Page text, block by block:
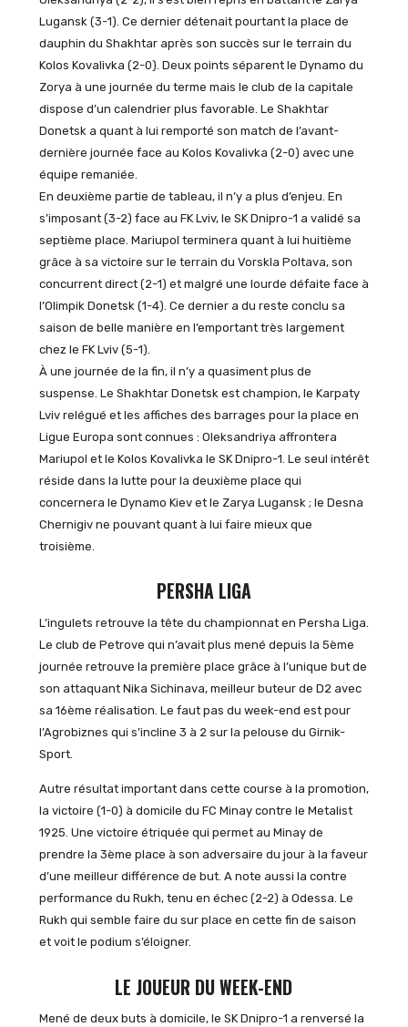
Lugansk (3-1). Ce dernier détenait pourtant la place de
dauphin du Shakhtar après son succès sur le terrain du
Kolos Kovalivka (2-0). Deux points séparent le Dynamo du
Zorya à une journée du terme mais le club de la capitale
dispose d’un calendrier plus favorable. Le Shakhtar
Donetsk a quant à lui remporté son match de l’avant-
dernière journée face au Kolos Kovalivka (2-0) avec une
équipe remaniée.
En deuxième partie de tableau, il n’y a plus d’enjeu. En
s’imposant (3-2) face au FK Lviv, le SK Dnipro-1 a validé sa
septième place. Mariupol terminera quant à lui huitième
grâce à sa victoire sur le terrain du Vorskla Poltava, son
concurrent direct (2-1) et malgré une lourde défaite face à
l’Olimpik Donetsk (1-4). Ce dernier a du reste conclu sa
saison de belle manière en l’emportant très largement
chez le FK Lviv (5-1).
À une journée de la fin, il n’y a quasiment plus de
suspense. Le Shakhtar Donetsk est champion, le Karpaty
Lviv relégué et les affiches des barrages pour la place en
Ligue Europa sont connues : Oleksandriya affrontera
Mariupol et le Kolos Kovalivka le SK Dnipro-1. Le seul intérêt
réside dans la lutte pour la deuxième place qui
concernera le Dynamo Kiev et le Zarya Lugansk ; le Desna
Chernigiv ne pouvant quant à lui faire mieux que
troisième.
PERSHA LIGA
L’ingulets retrouve la tête du championnat en Persha Liga.
Le club de Petrove qui n’avait plus mené depuis la 5ème
journée retrouve la première place grâce à l’unique but de
son attaquant Nika Sichinava, meilleur buteur de D2 avec
sa 16ème réalisation. Le faut pas du week-end est pour
l’Agrobiznes qui s’incline 3 à 2 sur la pelouse du Girnik-
Sport.
Autre résultat important dans cette course à la promotion,
la victoire (1-0) à domicile du FC Minay contre le Metalist
1925. Une victoire étriquée qui permet au Minay de
prendre la 3ème place à son adversaire du jour à la faveur
d’une meilleur différence de but. A note aussi la contre
performance du Rukh, tenu en échec (2-2) à Odessa. Le
Rukh qui semble faire du sur place en cette fin de saison
et voit le podium s’éloigner.
LE JOUEUR DU WEEK-END
Mené de deux buts à domicile, le SK Dnipro-1 a renversé la